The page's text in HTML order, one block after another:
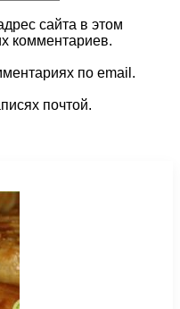
сайта в этом
комментариев.
по email.
почтой.